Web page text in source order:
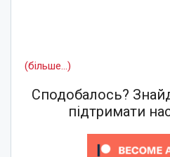
(більше…)
Сподобалось?
підтримати